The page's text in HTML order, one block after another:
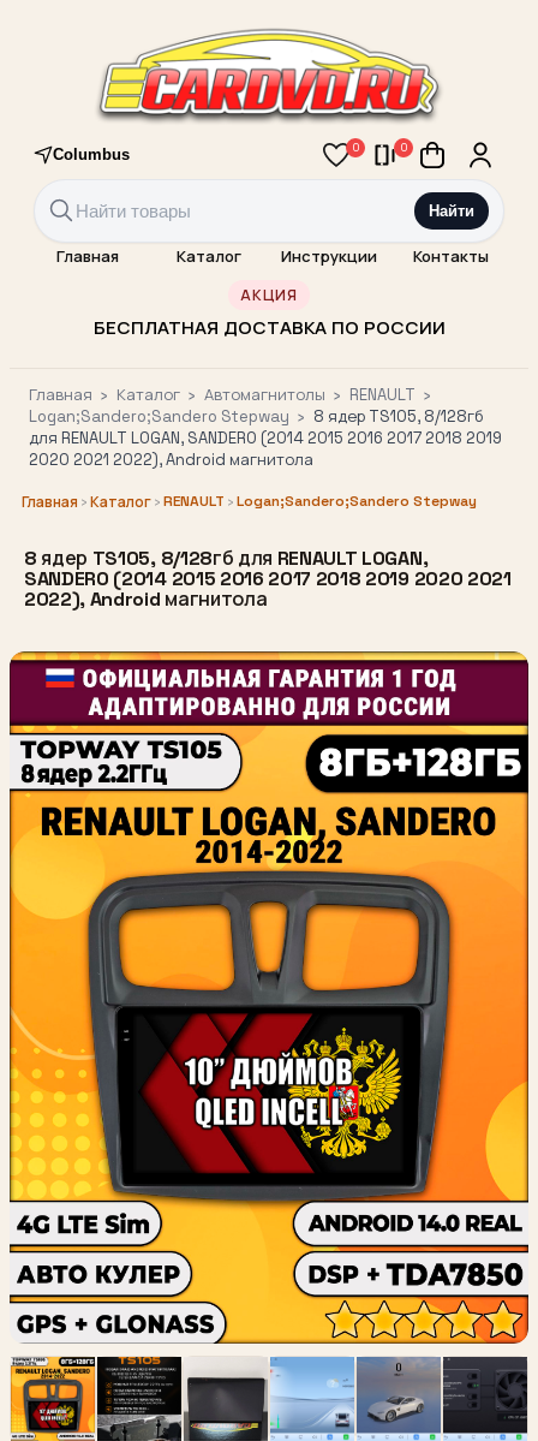
Columbus 0 0
Найти
Главная Каталог Инструкции Контакты
АКЦИЯ
БЕСПЛАТНАЯ ДОСТАВКА ПО РОССИИ
Главная › Каталог › Автомагнитолы › RENAULT ›
Logan;Sandero;Sandero Stepway › 8 ядер TS105, 8/128гб
для RENAULT LOGAN, SANDERO (2014 2015 2016 2017 2018 2019
2020 2021 2022), Android магнитола
Главная ›Каталог›RENAULT ›Logan;Sandero;Sandero Stepway
8 ядер TS105, 8/128гб для RENAULT LOGAN,
SANDERO (2014 2015 2016 2017 2018 2019 2020 2021
2022), Android магнитола